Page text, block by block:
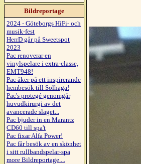
Bildreportage
2024 - Göteborgs HiFi- och
musik-fest
HerrD går på Sweetspot
2023
Pac renoverar en
vinylspelare i extra-classe,
EMT948!
Pac åker på ett inspirerande
hembesök till Solhaga!
Pac's protegé genomgår
huvudkirurgi av det
avancerade slaget...
Pac bjuder in en Marantz
CD60 till spa't
Pac fixar Alfa Power!
Pac får besök av en skönhet
i sitt rullbandspelar-spa
more Bildreportage....